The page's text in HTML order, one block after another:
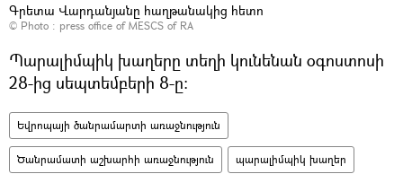
Գրետա Վարդանյանը հաղթանակից հետո
© Photo : press office of MESCS of RA
Պարալիմպիկ խաղերը տեղի կունենան օգոստոսի
28-ից սեպտեմբերի 8-ը:
Եվրոպայի ծանրամարտի առաջնություն
Ծանրամատի աշխարհի առաջնություն պարալիմպիկ խաղեր